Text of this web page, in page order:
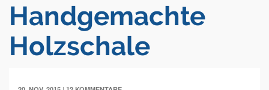
Handgemachte
Holzschale